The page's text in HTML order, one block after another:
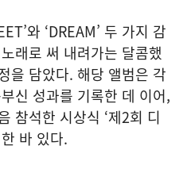
와 ‘DREAM’ 두 가지 감
래로 써 내려가는 달콤했
을 담았다. 해당 앨범은 각
신 성과를 기록한 데 이어,
참석한 시상식 ‘제2회 디
바 있다.